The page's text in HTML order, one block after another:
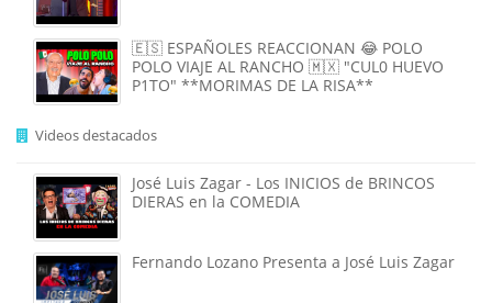
🇪🇸 ESPAÑOLES REACCIONAN 😂 POLO
POLO VIAJE AL RANCHO 🇲🇽 "CUL0 HUEVO
P1TO" **MORIMAS DE LA RISA**
Videos destacados
José Luis Zagar - Los INICIOS de BRINCOS
DIERAS en la COMEDIA
Fernando Lozano Presenta a José Luis Zagar